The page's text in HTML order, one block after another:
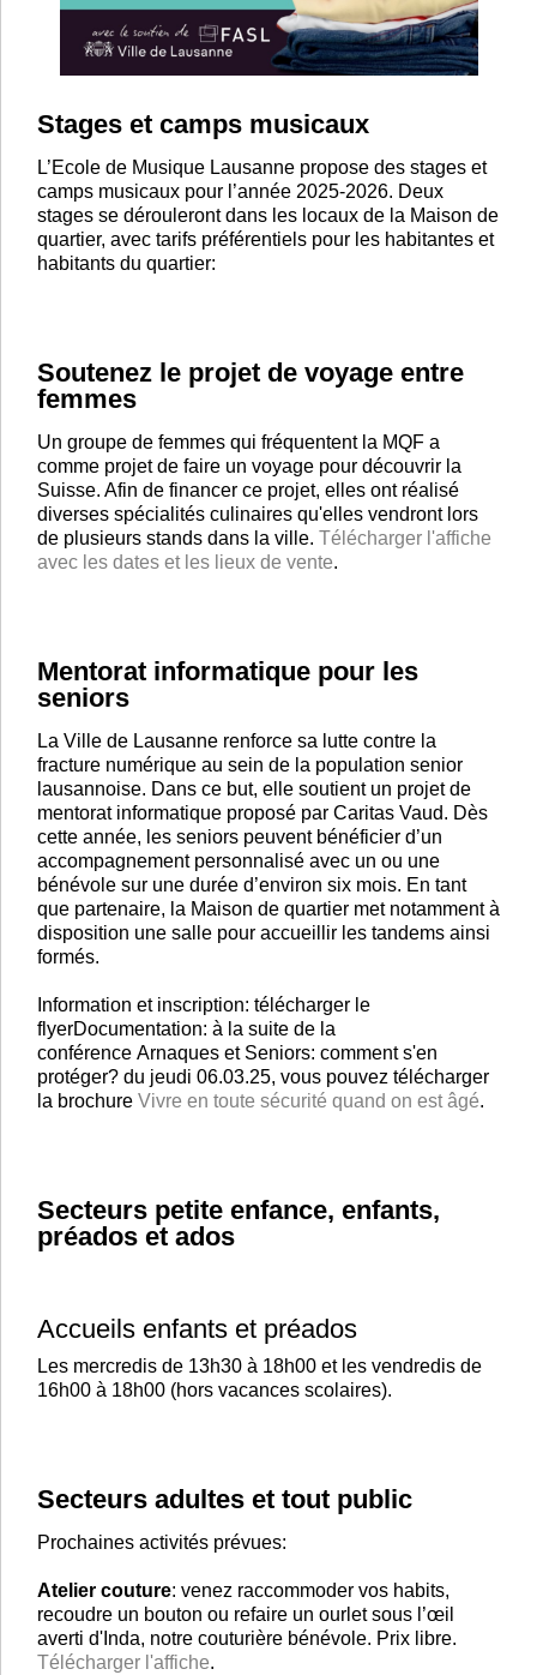
Stages et camps musicaux
L’Ecole de Musique Lausanne propose des stages et
camps musicaux pour l’année 2025-2026. Deux
stages se dérouleront dans les locaux de la Maison de
quartier, avec tarifs préférentiels pour les habitantes et
habitants du quartier:
Soutenez le projet de voyage entre
femmes
Un groupe de femmes qui fréquentent la MQF a
comme projet de faire un voyage pour découvrir la
Suisse. Afin de financer ce projet, elles ont réalisé
diverses spécialités culinaires qu'elles vendront lors
de plusieurs stands dans la ville. Télécharger l'affiche
avec les dates et les lieux de vente.
Mentorat informatique pour les
seniors
La Ville de Lausanne renforce sa lutte contre la
fracture numérique au sein de la population senior
lausannoise. Dans ce but, elle soutient un projet de
mentorat informatique proposé par Caritas Vaud. Dès
cette année, les seniors peuvent bénéficier d’un
accompagnement personnalisé avec un ou une
bénévole sur une durée d’environ six mois. En tant
que partenaire, la Maison de quartier met notamment à
disposition une salle pour accueillir les tandems ainsi
formés.
Information et inscription: télécharger le
flyerDocumentation: à la suite de la
conférence Arnaques et Seniors: comment s'en
protéger? du jeudi 06.03.25, vous pouvez télécharger
la brochure Vivre en toute sécurité quand on est âgé.
Secteurs petite enfance, enfants,
préados et ados
Accueils enfants et préados
Les mercredis de 13h30 à 18h00 et les vendredis de
16h00 à 18h00 (hors vacances scolaires).
Secteurs adultes et tout public
Prochaines activités prévues:
Atelier couture: venez raccommoder vos habits,
recoudre un bouton ou refaire un ourlet sous l’œil
averti d'Inda, notre couturière bénévole. Prix libre.
Télécharger l'affiche.